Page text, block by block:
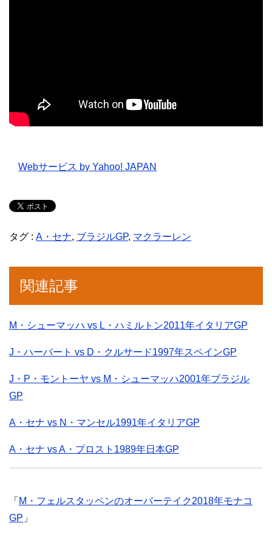
Webサービス by Yahoo! JAPAN
タグ : A・セナ, ブラジルGP, マクラーレン
関連記事
M・シューマッハ vs L・ハミルトン2011年イタリアGP
J・ハーバート vs D・クルサード1997年スペインGP
J・P・モントーヤ vs M・シューマッハ2001年ブラジル
GP
A・セナ vs N・マンセル1991年イタリアGP
A・セナ vs A・プロスト1989年日本GP
「 M・フェルスタッペンのオーバーテイク2018年モナコ
GP 」